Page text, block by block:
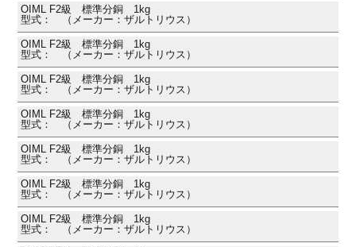
OIML F2級 標準分銅 1kg
型式： （メーカー：ザルトリウス）
OIML F2級 標準分銅 1kg
型式： （メーカー：ザルトリウス）
OIML F2級 標準分銅 1kg
型式： （メーカー：ザルトリウス）
OIML F2級 標準分銅 1kg
型式： （メーカー：ザルトリウス）
OIML F2級 標準分銅 1kg
型式： （メーカー：ザルトリウス）
OIML F2級 標準分銅 1kg
型式： （メーカー：ザルトリウス）
OIML F2級 標準分銅 1kg
型式： （メーカー：ザルトリウス）